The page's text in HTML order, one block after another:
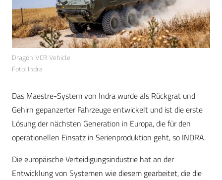
Dragón VCR Vehicle
Foto: Indra
Das Maestre-System von Indra wurde als Rückgrat und
Gehirn gepanzerter Fahrzeuge entwickelt und ist die erste
Lösung der nächsten Generation in Europa, die für den
operationellen Einsatz in Serienproduktion geht, so INDRA.
Die europäische Verteidigungsindustrie hat an der
Entwicklung von Systemen wie diesem gearbeitet, die die